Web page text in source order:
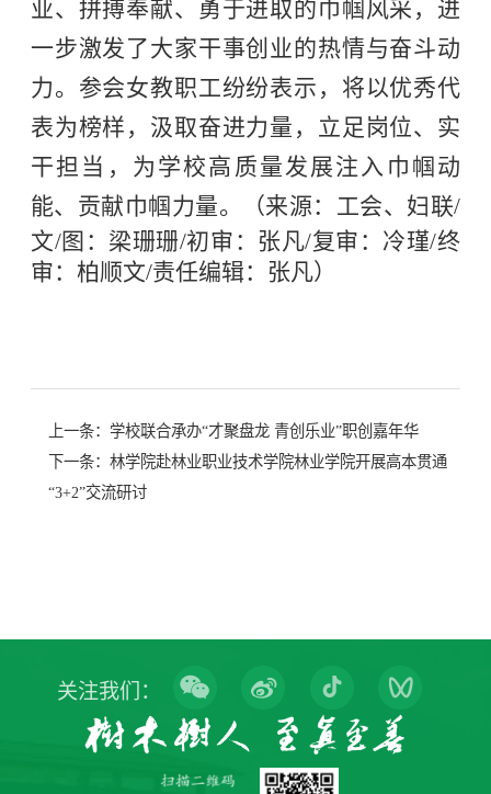
业、拼搏奉献、勇于进取的巾帼风采，进
一步激发了大家干事创业的热情与奋斗动
力。参会女教职工纷纷表示，将以优秀代
表为榜样，汲取奋进力量，立足岗位、实
干担当，为学校高质量发展注入巾帼动
能、贡献巾帼力量。
（来源：工会、妇联/
文/图：梁珊珊/初审：张凡/复审：冷瑾/终
审：柏顺文/责任编辑：张凡）
上一条： 学校联合承办“才聚盘龙 青创乐业”职创嘉年华
下一条： 林学院赴林业职业技术学院林业学院开展高本贯通
“3+2”交流研讨
关注我们：